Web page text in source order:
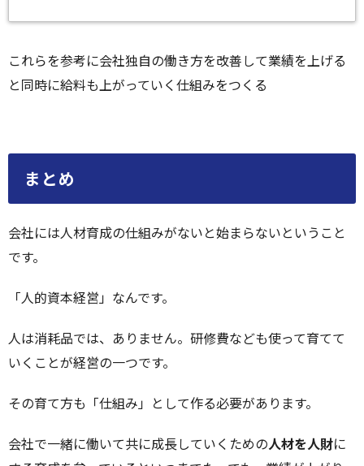
これらを参考に会社独自の働き方を改善して業績を上げる
と同時に給料も上がっていく仕組みをつくる
まとめ
会社には人材育成の仕組みがないと始まらないということ
です。
「人的資本経営」なんです。
人は消耗品では、ありません。研修費なども使って育てて
いくことが経営の一つです。
その育て方も「仕組み」として作る必要があります。
会社で一緒に働いて共に成長していくための人材を人財に